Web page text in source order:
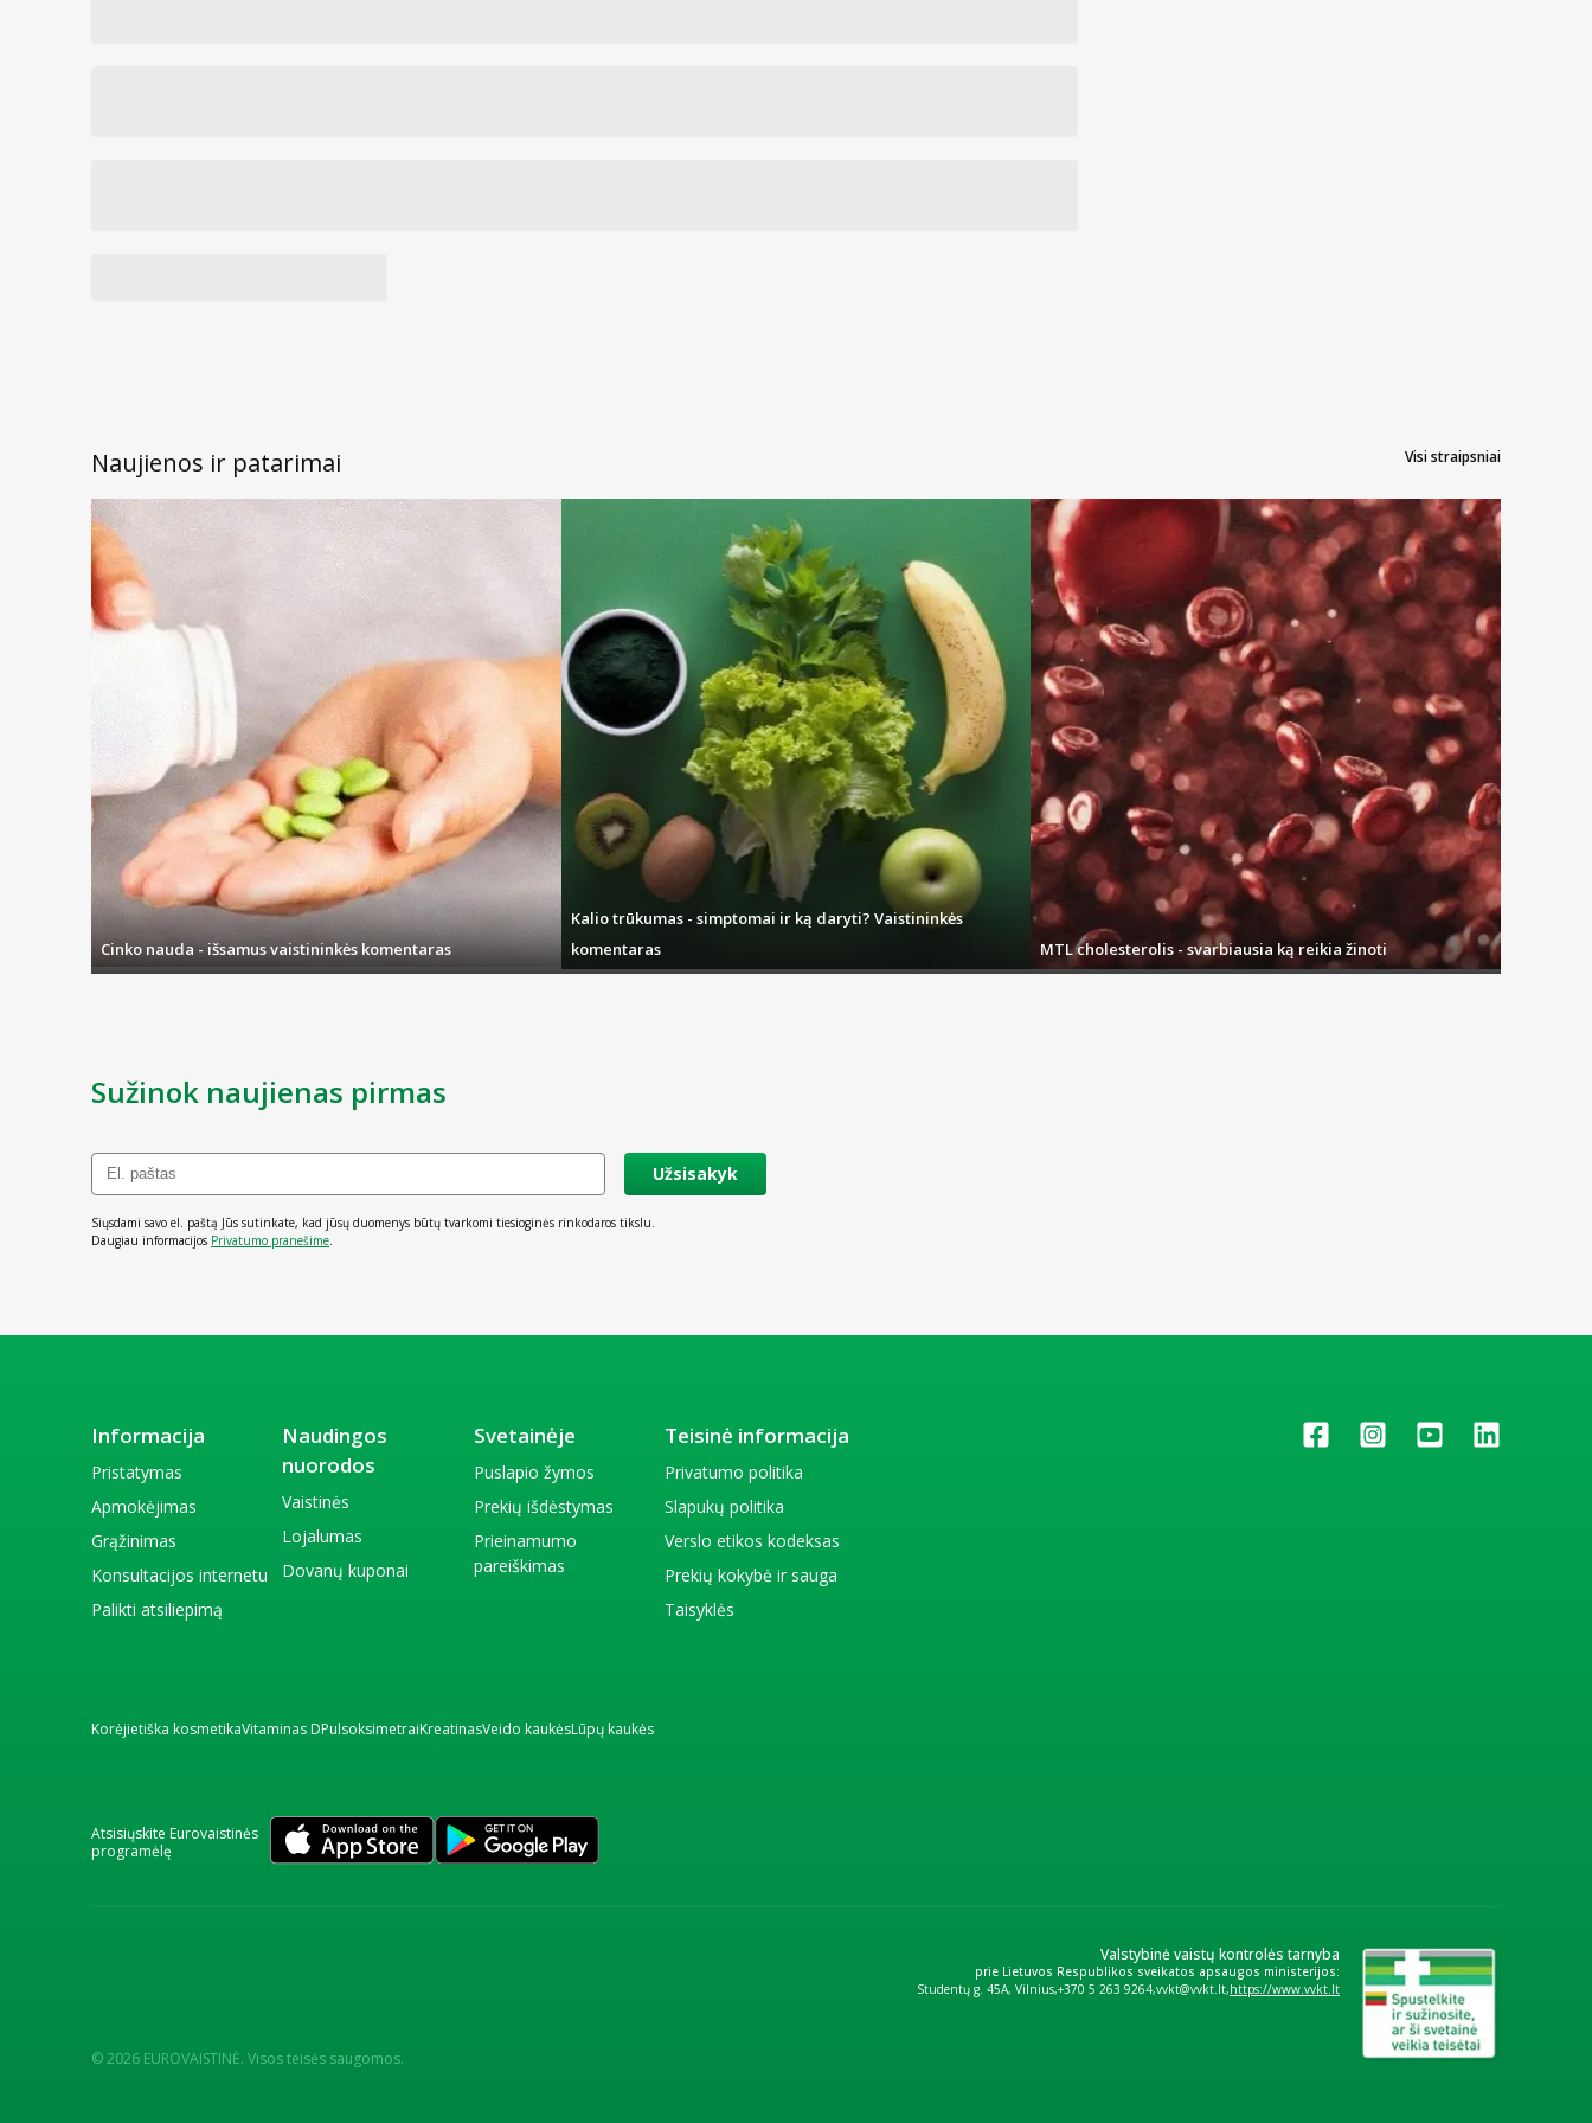
Naujienos ir patarimai Visi straipsniai
Cinko nauda - išsamus vaistininkės komentaras
Kalio trūkumas - simptomai ir ką daryti? Vaistininkės
komentaras
MTL cholesterolis - svarbiausia ką reikia žinoti
Sužinok naujienas pirmas
Užsisakyk
Siųsdami savo el. paštą Jūs sutinkate, kad jūsų duomenys būtų tvarkomi tiesioginės rinkodaros tikslu.
Daugiau informacijos Privatumo pranešime
Informacija
Pristatymas
Apmokėjimas
Grąžinimas
Konsultacijos internetu
Palikti atsiliepimą
Naudingos
nuorodos
Vaistinės
Lojalumas
Dovanų kuponai
Svetainėje
Puslapio žymos
Prekių išdėstymas
Prieinamumo
pareiškimas
Teisinė informacija
Privatumo politika
Slapukų politika
Verslo etikos kodeksas
Prekių kokybė ir sauga
Taisyklės
Korėjietiška kosmetikaVitaminas DPulsoksimetraiKreatinasVeido kaukėsLūpų kaukės
Atsisiųskite Eurovaistinės
programėlę
© 2026 EUROVAISTINĖ. Visos teisės saugomos.
Valstybinė vaistų kontrolės tarnyba
prie Lietuvos Respublikos sveikatos apsaugos ministerijos:
Studentų g. 45A, Vilnius +370 5 263 9264 vvkt@vvkt.lt https://www.vvkt.lt